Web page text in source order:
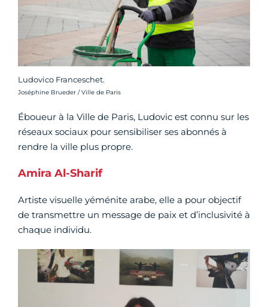
Ludovico Franceschet.
Crédit photo :
Joséphine Brueder / Ville de Paris
Éboueur à la Ville de Paris, Ludovic est connu sur les
réseaux sociaux pour sensibiliser ses abonnés à
rendre la ville plus propre.
Amira Al-Sharif
Artiste visuelle yéménite arabe, elle a pour objectif
de transmettre un message de paix et d’inclusivité à
chaque individu.